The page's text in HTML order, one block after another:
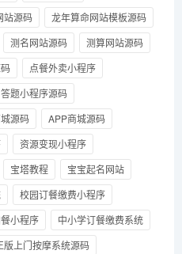
站源码
龙年算命网站模板源码
测名网站源码
测算网站源码
点餐外卖小程序
答题小程序源码
源码
APP商城源码
资源变现小程序
宝塔教程
宝宝起名网站
校园订餐缴费小程序
小程序
中小学订餐缴费系统
版上门按摩系统源码